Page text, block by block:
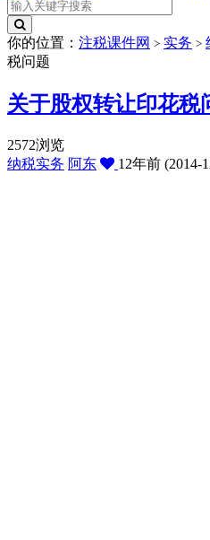
你的位置： 注税课件网 > 实务 >
税问题
关于股权转让印花税
2572浏览
纳税实务 阿东 12年前 (2014-